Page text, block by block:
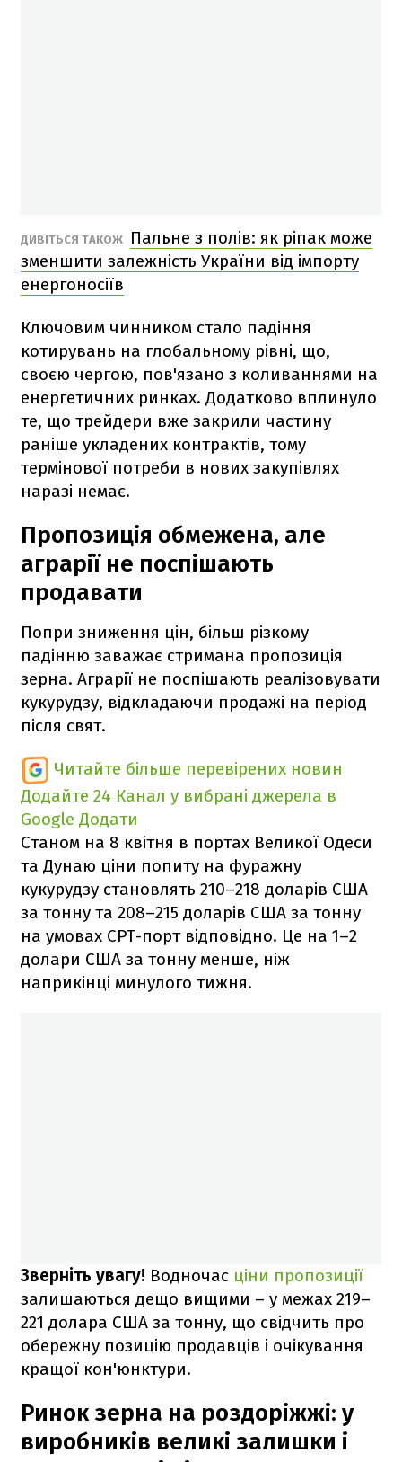
ДИВІТЬСЯ ТАКОЖ
Пальне з полів: як ріпак може
зменшити залежність України від імпорту
енергоносіїв
Ключовим чинником стало падіння
котирувань на глобальному рівні, що,
своєю чергою, пов'язано з коливаннями на
енергетичних ринках. Додатково вплинуло
те, що трейдери вже закрили частину
раніше укладених контрактів, тому
термінової потреби в нових закупівлях
наразі немає.
Пропозиція обмежена, але
аграрії не поспішають
продавати
Попри зниження цін, більш різкому
падінню заважає стримана пропозиція
зерна. Аграрії не поспішають реалізовувати
кукурудзу, відкладаючи продажі на період
після свят.
Читайте більше перевірених новин
Додайте 24 Канал у вибрані джерела в
Google Додати
Станом на 8 квітня в портах Великої Одеси
та Дунаю ціни попиту на фуражну
кукурудзу становлять 210–218 доларів США
за тонну та 208–215 доларів США за тонну
на умовах CPT-порт відповідно. Це на 1–2
долари США за тонну менше, ніж
наприкінці минулого тижня.
Зверніть увагу! Водночас ціни пропозиції
залишаються дещо вищими – у межах 219–
221 долара США за тонну, що свідчить про
обережну позицію продавців і очікування
кращої кон'юнктури.
Ринок зерна на роздоріжжі: у
виробників великі залишки і